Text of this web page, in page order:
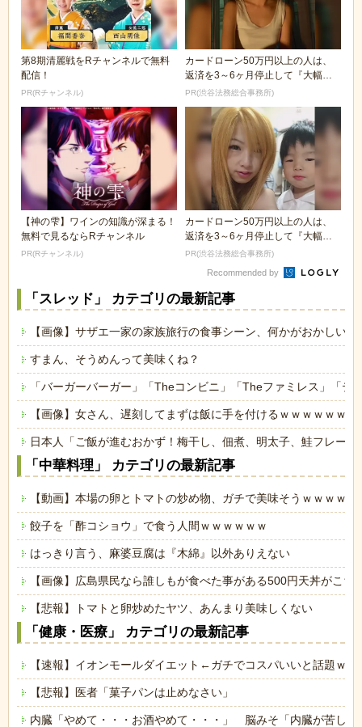
第8期清麗戦をRチャンネルで無料
配信！
PR(Rチャンネル)
カードローン50万円以上の人は、
返済を3～6ヶ月停止して『大幅に
減額してから返済...
PR(渋谷法務総合事務所)
【神の雫】ワインの知識が深まる！
無料で見るならRチャンネル
PR(Rチャンネル)
カードローン50万円以上の人は、
返済を3～6ヶ月停止して『大幅に
減額してから返済...
PR(渋谷法務総合事務所)
Recommended by
「スレッド」 カテゴリの最新記事
【画像】サザエ一家の家族旅行の食事シーン、何かがおかしいｗ
すまん、そうめんって美味くね？
「バーガーバーガー」「Theコンビニ」「Theファミレス」「テ
【画像】女さん、遅刻してまずは飯に手を付けるｗｗｗｗｗｗ
日本人「ご飯が進むおかず！梅干し、佃煮、明太子、鮭フレー
「中華料理」 カテゴリの最新記事
【動画】本場の卵とトマトの炒め物、ガチで美味そうｗｗｗｗｗ
餃子を「酢コショウ」で食う人間ｗｗｗｗｗｗ
はっきり言う、麻婆豆腐は『木綿』以外ありえない
【画像】広島県民なら誰しもが食べた事がある500円天丼がこち
【悲報】トマトと卵炒めたヤツ、あんまり美味しくない
「健康・医療」 カテゴリの最新記事
【速報】イオンモールダイエット←ガチでコスパいいと話題ｗｗ
【悲報】医者「菓子パンは止めなさい」
内臓「やめて・・・お酒やめて・・・」 脳みそ「内臓が苦しが